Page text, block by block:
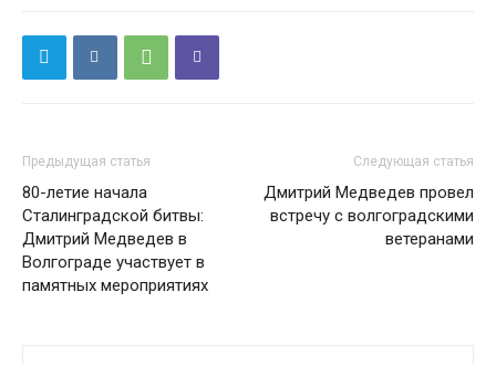
Предыдущая статья
80-летие начала
Сталинградской битвы:
Дмитрий Медведев в
Волгограде участвует в
памятных мероприятиях
Следующая статья
Дмитрий Медведев провел
встречу с волгоградскими
ветеранами